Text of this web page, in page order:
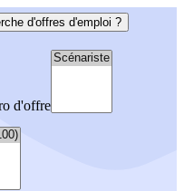
d'offres d'emploi ?
d'offre